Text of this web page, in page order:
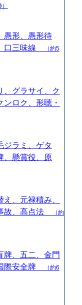
愚形、愚形待
口三味線
（約5
、グラサイ、ク
ロク、形聴・
ジラミ、ゲタ
、懸賞役、原
、元禄積み、
故、高点法
（約
牌、五二、金門
際安全牌
（約6